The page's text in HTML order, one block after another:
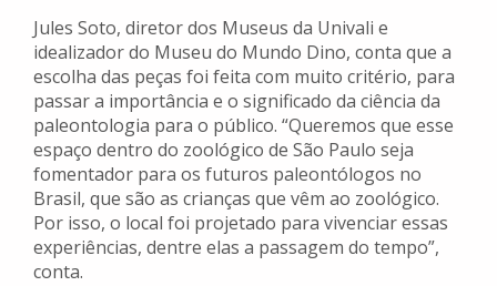
Jules Soto, diretor dos Museus da Univali e
idealizador do Museu do Mundo Dino, conta que a
escolha das peças foi feita com muito critério, para
passar a importância e o significado da ciência da
paleontologia para o público. “Queremos que esse
espaço dentro do zoológico de São Paulo seja
fomentador para os futuros paleontólogos no
Brasil, que são as crianças que vêm ao zoológico.
Por isso, o local foi projetado para vivenciar essas
experiências, dentre elas a passagem do tempo”,
conta.